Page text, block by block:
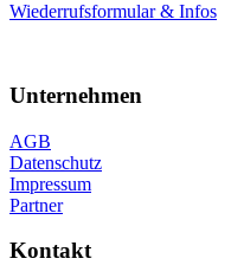
Wiederrufsformular & Infos
Unternehmen
AGB
Datenschutz
Impressum
Partner
Kontakt